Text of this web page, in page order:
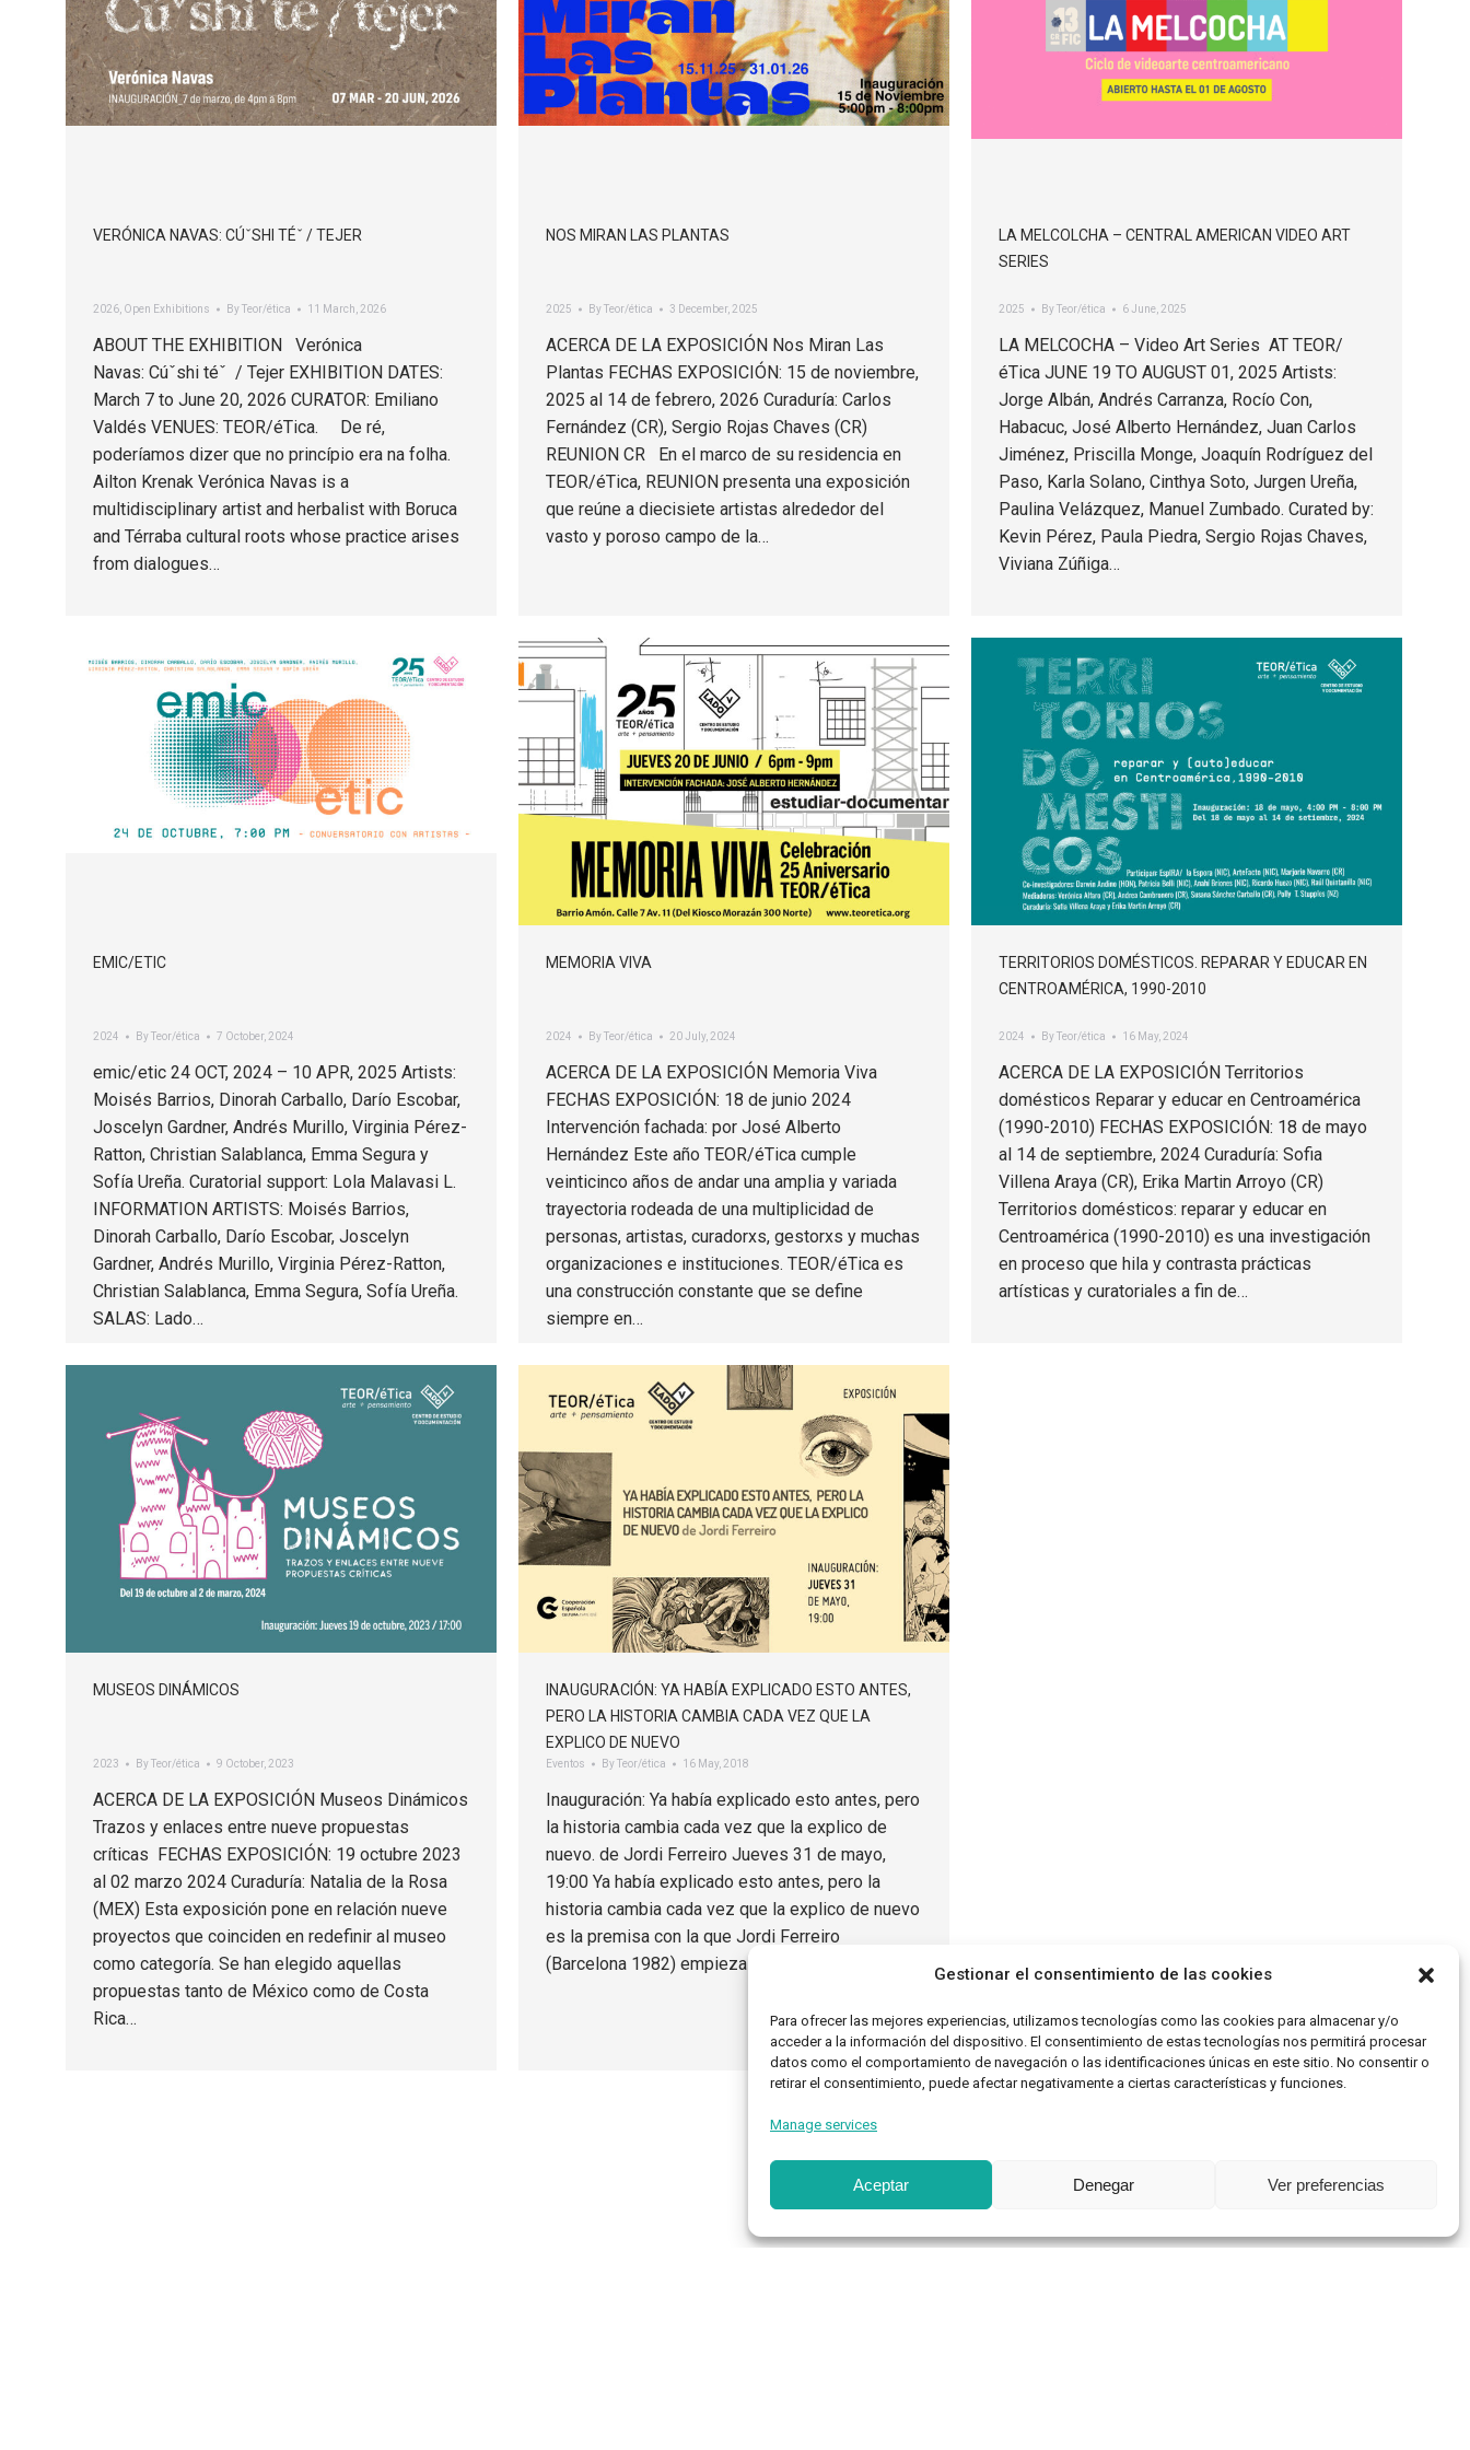
Gestionar el consentimiento de las cookies
Para ofrecer las mejores experiencias, utilizamos tecnologías como las cookies para almacenar y/o
acceder a la información del dispositivo. El consentimiento de estas tecnologías nos permitirá procesar
datos como el comportamiento de navegación o las identificaciones únicas en este sitio. No consentir o
retirar el consentimiento, puede afectar negativamente a ciertas características y funciones.
Manage services
Aceptar Denegar Ver preferencias
VERÓNICA NAVAS: CÚˇSHI TÉˇ / TEJER
2026, Open Exhibitions ByTeor/ética 11 March, 2026
ABOUT THE EXHIBITION Verónica
Navas: Cúˇshi téˇ / Tejer EXHIBITION DATES:
March 7 to June 20, 2026 CURATOR: Emiliano
Valdés VENUES: TEOR/éTica. De ré,
poderíamos dizer que no princípio era na folha.
Ailton Krenak Verónica Navas is a
multidisciplinary artist and herbalist with Boruca
and Térraba cultural roots whose practice arises
from dialogues…
NOS MIRAN LAS PLANTAS
2025 ByTeor/ética 3 December, 2025
ACERCA DE LA EXPOSICIÓN Nos Miran Las
Plantas FECHAS EXPOSICIÓN: 15 de noviembre,
2025 al 14 de febrero, 2026 Curaduría: Carlos
Fernández (CR), Sergio Rojas Chaves (CR)
REUNION CR En el marco de su residencia en
TEOR/éTica, REUNION presenta una exposición
que reúne a diecisiete artistas alrededor del
vasto y poroso campo de la…
LA MELCOLCHA – CENTRAL AMERICAN VIDEO ART
SERIES
2025 ByTeor/ética 6 June, 2025
LA MELCOCHA – Video Art Series AT TEOR/
éTica JUNE 19 TO AUGUST 01, 2025 Artists:
Jorge Albán, Andrés Carranza, Rocío Con,
Habacuc, José Alberto Hernández, Juan Carlos
Jiménez, Priscilla Monge, Joaquín Rodríguez del
Paso, Karla Solano, Cinthya Soto, Jurgen Ureña,
Paulina Velázquez, Manuel Zumbado. Curated by:
Kevin Pérez, Paula Piedra, Sergio Rojas Chaves,
Viviana Zúñiga…
EMIC/ETIC
2024 ByTeor/ética 7 October, 2024
emic/etic 24 OCT, 2024 – 10 APR, 2025 Artists:
Moisés Barrios, Dinorah Carballo, Darío Escobar,
Joscelyn Gardner, Andrés Murillo, Virginia Pérez-
Ratton, Christian Salablanca, Emma Segura y
Sofía Ureña. Curatorial support: Lola Malavasi L.
INFORMATION ARTISTS: Moisés Barrios,
Dinorah Carballo, Darío Escobar, Joscelyn
Gardner, Andrés Murillo, Virginia Pérez-Ratton,
Christian Salablanca, Emma Segura, Sofía Ureña.
SALAS: Lado…
MEMORIA VIVA
2024 ByTeor/ética 20 July, 2024
ACERCA DE LA EXPOSICIÓN Memoria Viva
FECHAS EXPOSICIÓN: 18 de junio 2024
Intervención fachada: por José Alberto
Hernández Este año TEOR/éTica cumple
veinticinco años de andar una amplia y variada
trayectoria rodeada de una multiplicidad de
personas, artistas, curadorxs, gestorxs y muchas
organizaciones e instituciones. TEOR/éTica es
una construcción constante que se define
siempre en…
TERRITORIOS DOMÉSTICOS. REPARAR Y EDUCAR EN
CENTROAMÉRICA, 1990-2010
2024 ByTeor/ética 16 May, 2024
ACERCA DE LA EXPOSICIÓN Territorios
domésticos Reparar y educar en Centroamérica
(1990-2010) FECHAS EXPOSICIÓN: 18 de mayo
al 14 de septiembre, 2024 Curaduría: Sofia
Villena Araya (CR), Erika Martin Arroyo (CR)
Territorios domésticos: reparar y educar en
Centroamérica (1990-2010) es una investigación
en proceso que hila y contrasta prácticas
artísticas y curatoriales a fin de…
MUSEOS DINÁMICOS
2023 ByTeor/ética 9 October, 2023
ACERCA DE LA EXPOSICIÓN Museos Dinámicos
Trazos y enlaces entre nueve propuestas
críticas FECHAS EXPOSICIÓN: 19 octubre 2023
al 02 marzo 2024 Curaduría: Natalia de la Rosa
(MEX) Esta exposición pone en relación nueve
proyectos que coinciden en redefinir al museo
como categoría. Se han elegido aquellas
propuestas tanto de México como de Costa
Rica…
INAUGURACIÓN: YA HABÍA EXPLICADO ESTO ANTES,
PERO LA HISTORIA CAMBIA CADA VEZ QUE LA
EXPLICO DE NUEVO
Eventos ByTeor/ética 16 May, 2018
Inauguración: Ya había explicado esto antes, pero
la historia cambia cada vez que la explico de
nuevo. de Jordi Ferreiro Jueves 31 de mayo,
19:00 Ya había explicado esto antes, pero la
historia cambia cada vez que la explico de nuevo
es la premisa con la que Jordi Ferreiro
(Barcelona 1982) empieza muchas de sus…